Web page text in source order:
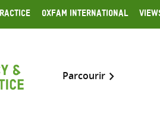
Oxfam International
Parcourir